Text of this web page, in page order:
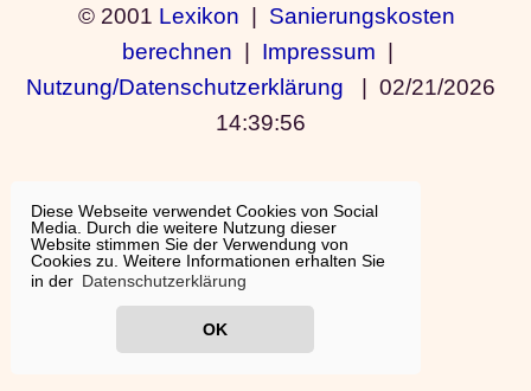
Diese Webseite verwendet Cookies von Social
Media. Durch die weitere Nutzung dieser
Website stimmen Sie der Verwendung von
Cookies zu. Weitere Informationen erhalten Sie
in der Datenschutzerklärung
OK
© 2001 Lexikon | Sanierungskosten
berechnen | Impressum |
Nutzung/Datenschutzerklärung | 02/21/2026
14:39:56